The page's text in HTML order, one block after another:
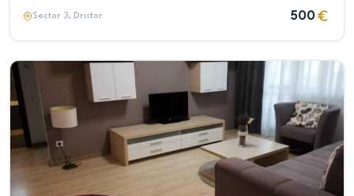
Sector 3, Dristor 500